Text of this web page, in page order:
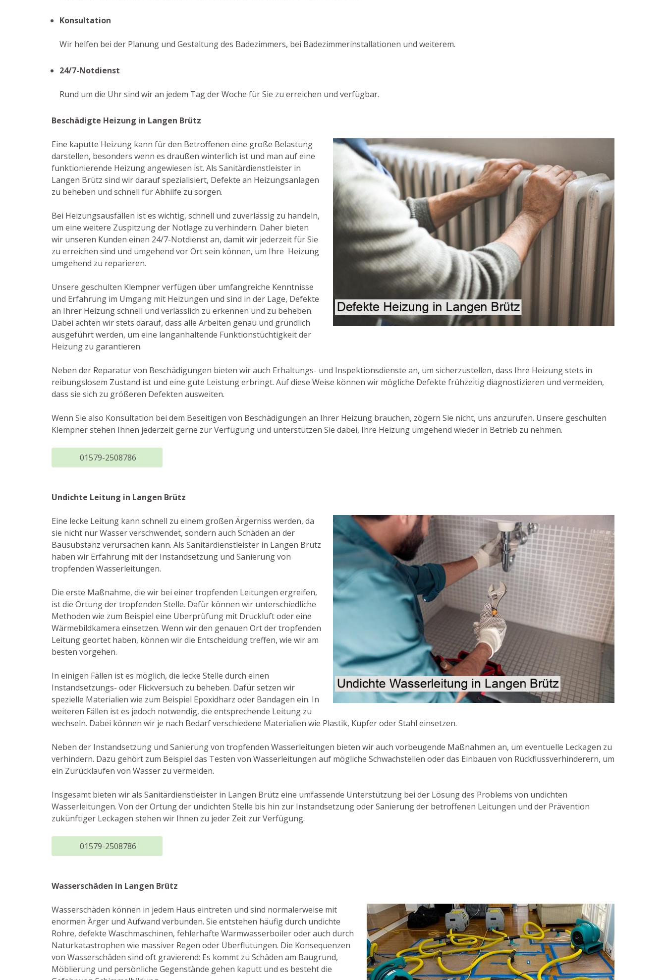
Konsultation
Wir helfen bei der Planung und Gestaltung des Badezimmers, bei Badezimmerinstallationen und weiterem.
24/7-Notdienst
Rund um die Uhr sind wir an jedem Tag der Woche für Sie zu erreichen und verfügbar.
Beschädigte Heizung in Langen Brütz
Eine kaputte Heizung kann für den Betroffenen eine große Belastung
darstellen, besonders wenn es draußen winterlich ist und man auf eine
funktionierende Heizung angewiesen ist. Als Sanitärdienstleister in
Langen Brütz sind wir darauf spezialisiert, Defekte an Heizungsanlagen
zu beheben und schnell für Abhilfe zu sorgen.
Bei Heizungsausfällen ist es wichtig, schnell und zuverlässig zu handeln,
um eine weitere Zuspitzung der Notlage zu verhindern. Daher bieten
wir unseren Kunden einen 24/7-Notdienst an, damit wir jederzeit für Sie
zu erreichen sind und umgehend vor Ort sein können, um Ihre Heizung
umgehend zu reparieren.
Unsere geschulten Klempner verfügen über umfangreiche Kenntnisse
und Erfahrung im Umgang mit Heizungen und sind in der Lage, Defekte
an Ihrer Heizung schnell und verlässlich zu erkennen und zu beheben.
Dabei achten wir stets darauf, dass alle Arbeiten genau und gründlich
ausgeführt werden, um eine langanhaltende Funktionstüchtigkeit der
Heizung zu garantieren.
Neben der Reparatur von Beschädigungen bieten wir auch Erhaltungs- und Inspektionsdienste an, um sicherzustellen, dass Ihre Heizung stets in
reibungslosem Zustand ist und eine gute Leistung erbringt. Auf diese Weise können wir mögliche Defekte frühzeitig diagnostizieren und vermeiden,
dass sie sich zu größeren Defekten ausweiten.
Wenn Sie also Konsultation bei dem Beseitigen von Beschädigungen an Ihrer Heizung brauchen, zögern Sie nicht, uns anzurufen. Unsere geschulten
Klempner stehen Ihnen jederzeit gerne zur Verfügung und unterstützen Sie dabei, Ihre Heizung umgehend wieder in Betrieb zu nehmen.
01579-2508786
Undichte Leitung in Langen Brütz
Eine lecke Leitung kann schnell zu einem großen Ärgerniss werden, da
sie nicht nur Wasser verschwendet, sondern auch Schäden an der
Bausubstanz verursachen kann. Als Sanitärdienstleister in Langen Brütz
haben wir Erfahrung mit der Instandsetzung und Sanierung von
tropfenden Wasserleitungen.
Die erste Maßnahme, die wir bei einer tropfenden Leitungen ergreifen,
ist die Ortung der tropfenden Stelle. Dafür können wir unterschiedliche
Methoden wie zum Beispiel eine Überprüfung mit Druckluft oder eine
Wärmebildkamera einsetzen. Wenn wir den genauen Ort der tropfenden
Leitung geortet haben, können wir die Entscheidung treffen, wie wir am
besten vorgehen.
In einigen Fällen ist es möglich, die lecke Stelle durch einen
Instandsetzungs- oder Flickversuch zu beheben. Dafür setzen wir
spezielle Materialien wie zum Beispiel Epoxidharz oder Bandagen ein. In
weiteren Fällen ist es jedoch notwendig, die entsprechende Leitung zu
wechseln. Dabei können wir je nach Bedarf verschiedene Materialien wie Plastik, Kupfer oder Stahl einsetzen.
Neben der Instandsetzung und Sanierung von tropfenden Wasserleitungen bieten wir auch vorbeugende Maßnahmen an, um eventuelle Leckagen zu
verhindern. Dazu gehört zum Beispiel das Testen von Wasserleitungen auf mögliche Schwachstellen oder das Einbauen von Rückflussverhinderern, um
ein Zurücklaufen von Wasser zu vermeiden.
Insgesamt bieten wir als Sanitärdienstleister in Langen Brütz eine umfassende Unterstützung bei der Lösung des Problems von undichten
Wasserleitungen. Von der Ortung der undichten Stelle bis hin zur Instandsetzung oder Sanierung der betroffenen Leitungen und der Prävention
zukünftiger Leckagen stehen wir Ihnen zu jeder Zeit zur Verfügung.
01579-2508786
Wasserschäden in Langen Brütz
Wasserschäden können in jedem Haus eintreten und sind normalerweise mit
enormen Ärger und Aufwand verbunden. Sie entstehen häufig durch undichte
Rohre, defekte Waschmaschinen, fehlerhafte Warmwasserboiler oder auch durch
Naturkatastrophen wie massiver Regen oder Überflutungen. Die Konsequenzen
von Wasserschäden sind oft gravierend: Es kommt zu Schäden am Baugrund,
Möblierung und persönliche Gegenstände gehen kaputt und es besteht die